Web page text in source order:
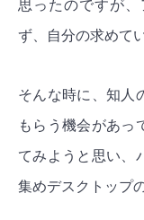
思ったのですが
ず、自分の求めて
そんな時に、知人
もらう機会があっ
てみようと思い、
集めデスクトップ